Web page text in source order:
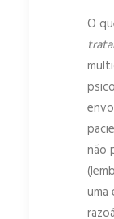
O
não
uma